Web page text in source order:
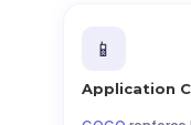
📱
Application